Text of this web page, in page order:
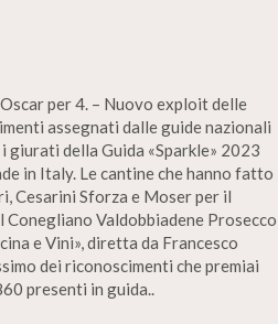
per 4. – Nuovo exploit delle
assegnati dalle guide nazionali
della Guida «Sparkle» 2023
in Italy. Le cantine che hanno fatto
Cesarini Sforza e Moser per il
Valdobbiadene Prosecco
e Vini», diretta da Francesco
dei riconoscimenti che premiai
presenti in guida..